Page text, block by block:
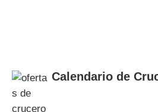
Calendario de